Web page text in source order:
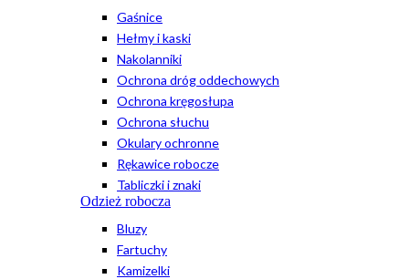
Gaśnice
Hełmy i kaski
Nakolanniki
Ochrona dróg oddechowych
Ochrona kręgosłupa
Ochrona słuchu
Okulary ochronne
Rękawice robocze
Tabliczki i znaki
Odzież robocza
Bluzy
Fartuchy
Kamizelki